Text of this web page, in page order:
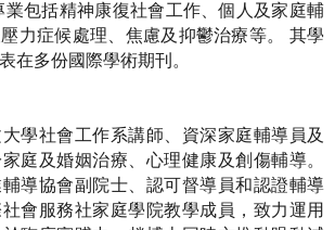
業包括精神康復社會工作、個人及家庭輔
力症候處理、焦慮及抑鬱治療等。
其學
在多份國際學術期刊。
學社會工作系講師、資深家庭輔導員及
庭及婚姻治療、心理健康及創傷輔導。
導協會副院士、認可督導員和認證輔導
會服務社家庭學院教學成員，致力運用